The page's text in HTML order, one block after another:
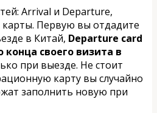
Arrival и Departure,
карты. Первую вы отдадите
в Китай, Departure card
своего визита в
при выезде. Не стоит
карту вы случайно
заполнить новую при